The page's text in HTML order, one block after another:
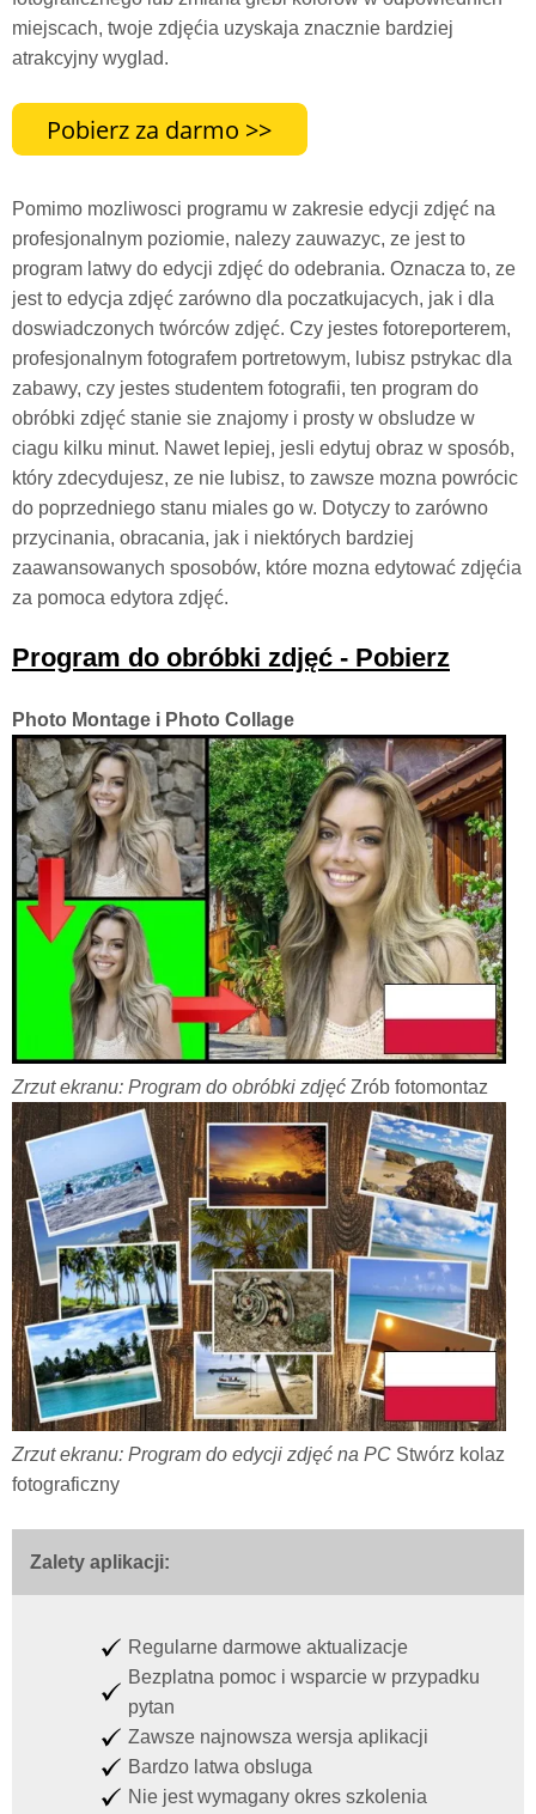
miejscach, twoje zdjęćia uzyskaja znacznie bardziej
atrakcyjny wyglad.
Pomimo mozliwosci programu w zakresie edycji zdjęć na
profesjonalnym poziomie, nalezy zauwazyc, ze jest to
program latwy do edycji zdjęć do odebrania. Oznacza to, ze
jest to edycja zdjęć zarówno dla poczatkujacych, jak i dla
doswiadczonych twórców zdjęć. Czy jestes fotoreporterem,
profesjonalnym fotografem portretowym, lubisz pstrykac dla
zabawy, czy jestes studentem fotografii, ten program do
obróbki zdjęć stanie sie znajomy i prosty w obsludze w
ciagu kilku minut. Nawet lepiej, jesli edytuj obraz w sposób,
który zdecydujesz, ze nie lubisz, to zawsze mozna powrócic
do poprzedniego stanu miales go w. Dotyczy to zarówno
przycinania, obracania, jak i niektórych bardziej
zaawansowanych sposobów, które mozna edytować zdjęćia
za pomoca edytora zdjęć.
Program do obróbki zdjęć - Pobierz
Photo Montage i Photo Collage
Zrzut ekranu: Program do obróbki zdjęć Zrób fotomontaz
Zrzut ekranu: Program do edycji zdjęć na PC Stwórz kolaz
fotograficzny
Zalety aplikacji:
Regularne darmowe aktualizacje
Bezplatna pomoc i wsparcie w przypadku
pytan
Zawsze najnowsza wersja aplikacji
Bardzo latwa obsluga
Nie jest wymagany okres szkolenia